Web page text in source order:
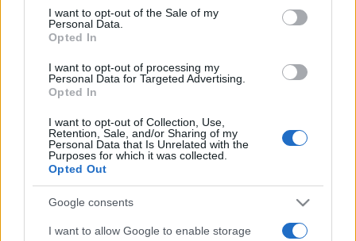
I want to opt-out of the Sale of my
Personal Data.
Opted In
I want to opt-out of processing my
Personal Data for Targeted Advertising.
Opted In
I want to opt-out of Collection, Use,
Retention, Sale, and/or Sharing of my
Personal Data that Is Unrelated with the
Purposes for which it was collected.
Opted Out
Google consents
I want to allow Google to enable storage
Samedi 11 Janvier 2025